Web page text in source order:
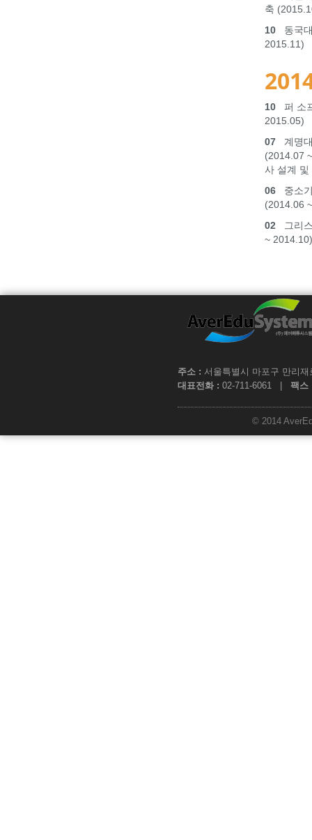
축
10 동국
2015.11)
10 퍼 소
2015.05)
07 계명
(2014.07
사 설계 및
06 중소
(2014.06
02 그리
~ 2014.10)
주소 : 서울특별시 마포구 만리
대표전화 : 02-711-6061 | 팩스
© 2014